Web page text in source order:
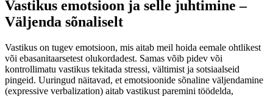
Vastikus emotsioon ja selle juhtimine –
Väljenda sõnaliselt
Vastikus on tugev emotsioon, mis aitab meil hoida eemale ohtlikest
või ebasanitaarsetest olukordadest. Samas võib pidev või
kontrollimatu vastikus tekitada stressi, vältimist ja sotsiaalseid
pingeid. Uuringud näitavad, et emotsioonide sõnaline väljendamine
(expressive verbalization) aitab vastikust paremini töödelda,